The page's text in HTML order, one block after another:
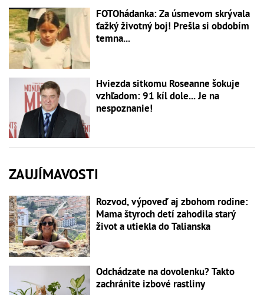
FOTOhádanka: Za úsmevom skrývala
ťažký životný boj! Prešla si obdobím
temna...
Hviezda sitkomu Roseanne šokuje
vzhľadom: 91 kíl dole... Je na
nespoznanie!
ZAUJÍMAVOSTI
Rozvod, výpoveď aj zbohom rodine:
Mama štyroch detí zahodila starý
život a utiekla do Talianska
Odchádzate na dovolenku? Takto
zachránite izbové rastliny